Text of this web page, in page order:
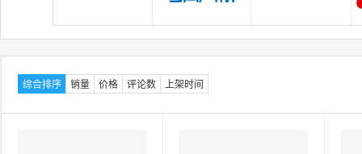
综合排序 销量 价格 评论数 上架时间